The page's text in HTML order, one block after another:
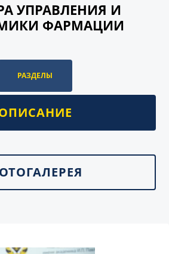
УПРАВЛЕНИЯ И
ФАРМАЦИИ
РАЗДЕЛЫ